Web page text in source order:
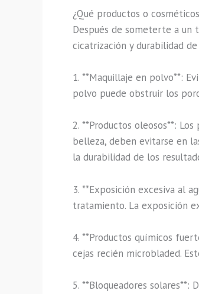
¿Qué productos o
Después de someterte a un
cicatrización y durabilidad
1. **Maquillaje en polvo**:
polvo puede obstruir los
2. **Productos oleosos**:
belleza, deben evitarse en
la durabilidad de los
3. **Exposición excesiva al
tratamiento. La exposición
4. **Productos químicos
cejas recién microbladed.
5. **Bloqueadores